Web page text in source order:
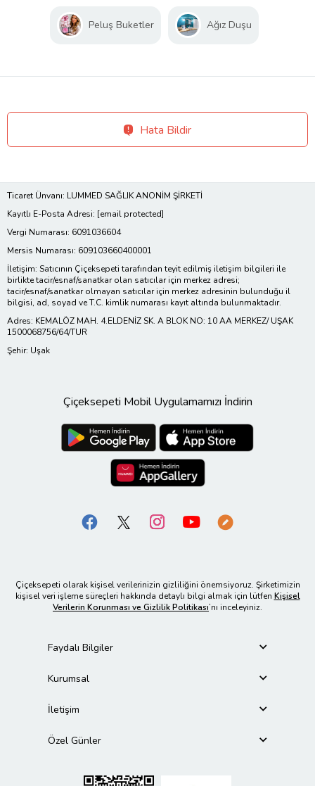
Peluş Buketler Ağız Duşu
Hata Bildir
Ticaret Ünvanı: LUMMED SAĞLIK ANONİM ŞİRKETİ
Kayıtlı E-Posta Adresi: [email protected]
Vergi Numarası: 6091036604
Mersis Numarası: 609103660400001
İletişim: Satıcının Çiçeksepeti tarafından teyit edilmiş iletişim bilgileri ile
birlikte tacir/esnaf/sanatkar olan satıcılar için merkez adresi;
tacir/esnaf/sanatkar olmayan satıcılar için merkez adresinin bulunduğu il
bilgisi, ad, soyad ve T.C. kimlik numarası kayıt altında bulunmaktadır.
Adres: KEMALÖZ MAH. 4.ELDENİZ SK. A BLOK NO: 10 AA MERKEZ/ UŞAK
1500068756/64/TUR
Şehir: Uşak
Çiçeksepeti Mobil Uygulamamızı İndirin
Çiçeksepeti olarak kişisel verilerinizin gizliliğini önemsiyoruz. Şirketimizin
kişisel veri işleme süreçleri hakkında detaylı bilgi almak için lütfen Kişisel
Verilerin Korunması ve Gizlilik Politikası’nı inceleyiniz.
Faydalı Bilgiler
Kurumsal
İletişim
Özel Günler